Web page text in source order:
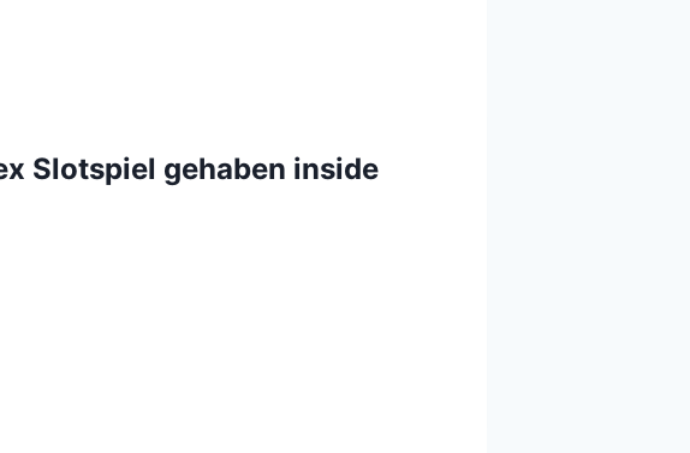
Slotspiel gehaben inside